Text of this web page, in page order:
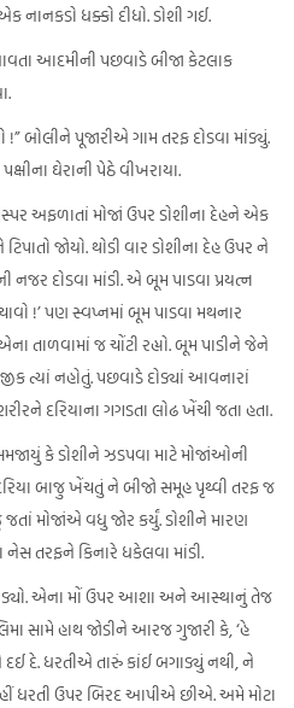
નાનકડો ધક્કો દીધો. ડોશી ગઈ.
આદમીની પછવાડે બીજા કેટલાક
બોલીને પૂજારીએ ગામ તરફ દોડવા માંડ્યું.
ઘેરાની પેઠે વીખરાયા.
અફળાતાં મોજાં ઉપર ડોશીના દેહને એક
જોયો. થોડી વાર ડોશીના દેહ ઉપર ને
નજર દોડવા માંડી. એ બૂમ પાડવા પ્રયત્ન
!’ પણ સ્વપ્નમાં બૂમ પાડવા મથનાર
તાળવામાં જ ચોંટી રહ્યો. બૂમ પાડીને જેને
ત્યાં નહોતું. પછવાડે દોડ્યાં આવનારાં
દરિયાના ગગડતા લોઢ ખેંચી જતા હતા.
કે ડોશીને ઝડપવા માટે મોજાંઓની
બાજુ ખેંચતું ને બીજો સમૂહ પૃથ્વી તરફ જ
મોજાંએ વધુ જોર કર્યું. ડોશીને મારણ
નેસ તરફને કિનારે ધકેલવા માંડી.
એના મોં ઉપર આશા અને આસ્થાનું તેજ
સામે હાથ જોડીને આરજ ગુજારી કે, ‘હે
દે. ધરતીએ તારું કાંઈ બગાડ્યું નથી, ને
ધરતી ઉપર બિરદ આપીએ છીએ. અમે મોટા